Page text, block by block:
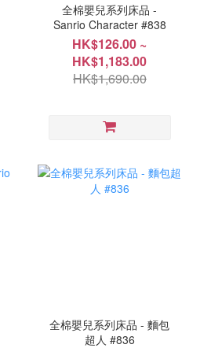
全棉嬰兒系列床品 -
Sanrio Character #838
HK$126.00 ~
HK$1,183.00
HK$1,690.00
全棉嬰兒系列床品 - 麵包
超人 #836